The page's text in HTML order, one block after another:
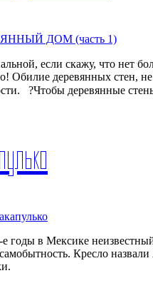
если скажу, что нет
Обилие деревянных стен,
деревянные
годы в Мексике
Кресло